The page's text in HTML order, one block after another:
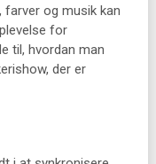
farver og musik kan
for
til, hvordan man
der er